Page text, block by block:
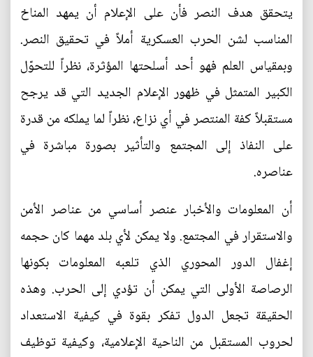
‬يتحقق هدف النصر فأن على الإعلام أن‮ ‬يمهد المناخ
المناسب لشن الحرب العسكرية أملاً‮ ‬في‮ ‬تحقيق النصر‮.
‬وبمقياس العلم فهو أحد أسلحتها المؤثرة،‮ ‬نظراً‮ ‬للتحوّل
الكبير المتمثل في‮ ‬ظهور الإعلام الجديد التي‮ ‬قد‮ ‬يرجح
مستقبلاً‮ ‬كفة المنتصر في‮ ‬أي‮ ‬نزاع،‮ ‬نظراً‮ ‬لما‮ ‬يملكه من قدرة
على النفاذ إلى المجتمع والتأثير بصورة مباشرة في‮
‬عناصره‮.
‬أن المعلومات والأخبار عنصر أساسي‮ ‬من عناصر الأمن
والاستقرار في‮ ‬المجتمع‮. ‬ولا‮ ‬يمكن لأي‮ ‬بلد مهما كان حجمه
إغفال الدور المحوري‮ ‬الذي‮ ‬تلعبه المعلومات بكونها
الرصاصة الأولى التي‮ ‬يمكن أن تؤدي‮ ‬إلى الحرب‮. ‬وهذه
الحقيقة تجعل الدول تفكر بقوة في‮ ‬كيفية الاستعداد
لحروب المستقبل من الناحية الإعلامية،‮ ‬وكيفية توظيف